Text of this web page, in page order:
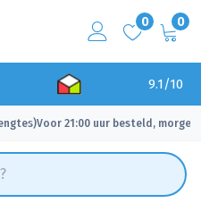
0 0
9.1/10
✓ Voor 21:00 uur besteld, morgen